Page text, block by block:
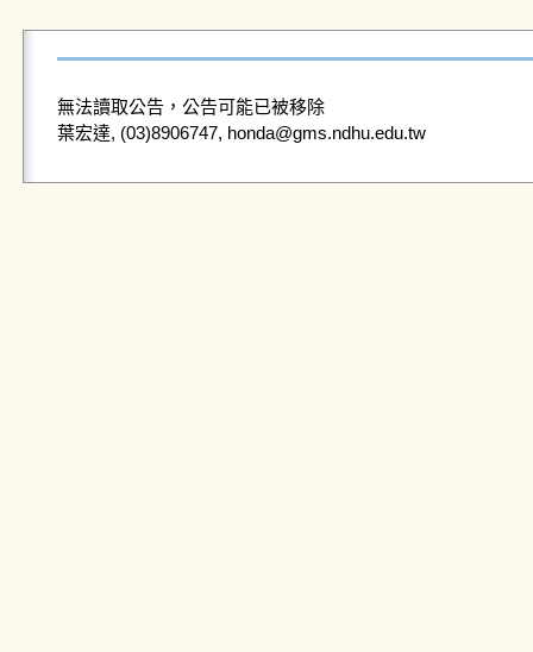
無法讀取公告，公告可能已被移除
葉宏達, (03)8906747, honda@gms.ndhu.edu.tw